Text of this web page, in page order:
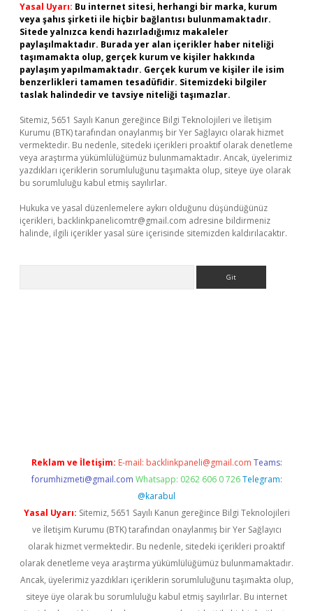
Yasal Uyarı: Bu internet sitesi, herhangi bir marka, kurum
veya şahıs şirketi ile hiçbir bağlantısı bulunmamaktadır.
Sitede yalnızca kendi hazırladığımız makaleler
paylaşılmaktadır. Burada yer alan içerikler haber niteliği
taşımamakta olup, gerçek kurum ve kişiler hakkında
paylaşım yapılmamaktadır. Gerçek kurum ve kişiler ile isim
benzerlikleri tamamen tesadüfidir. Sitemizdeki bilgiler
taslak halindedir ve tavsiye niteliği taşımazlar.
Sitemiz, 5651 Sayılı Kanun gereğince Bilgi Teknolojileri ve İletişim
Kurumu (BTK) tarafından onaylanmış bir Yer Sağlayıcı olarak hizmet
vermektedir. Bu nedenle, sitedeki içerikleri proaktif olarak denetleme
veya araştırma yükümlülüğümüz bulunmamaktadır. Ancak, üyelerimiz
yazdıkları içeriklerin sorumluluğunu taşımakta olup, siteye üye olarak
bu sorumluluğu kabul etmiş sayılırlar.
Hukuka ve yasal düzenlemelere aykırı olduğunu düşündüğünüz
içerikleri, backlinkpanelicomtr@gmail.com adresine bildirmeniz
halinde, ilgili içerikler yasal süre içerisinde sitemizden kaldırılacaktır.
Reklam ve İletişim: E-mail: backlinkpaneli@gmail.com Teams:
forumhizmeti@gmail.com Whatsapp: 0262 606 0 726 Telegram:
@karabul
Yasal Uyarı: Sitemiz, 5651 Sayılı Kanun gereğince Bilgi Teknolojileri
ve İletişim Kurumu (BTK) tarafından onaylanmış bir Yer Sağlayıcı
olarak hizmet vermektedir. Bu nedenle, sitedeki içerikleri proaktif
olarak denetleme veya araştırma yükümlülüğümüz bulunmamaktadır.
Ancak, üyelerimiz yazdıkları içeriklerin sorumluluğunu taşımakta olup,
siteye üye olarak bu sorumluluğu kabul etmiş sayılırlar. Bu internet